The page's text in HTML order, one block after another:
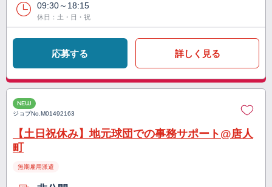
09:30～18:15
休日：土・日・祝
応募する 詳しく見る
NEW
ジョブNo.M01492163
【土日祝休み】地元球団での事務サポート@唐人
町
無期雇用派遣